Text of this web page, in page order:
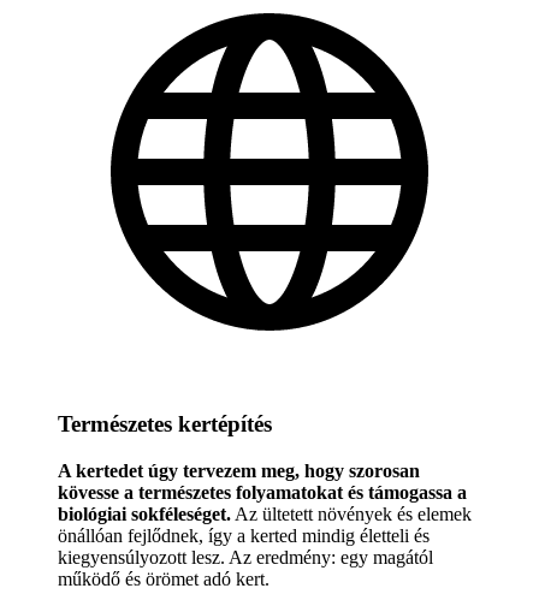
Természetes kertépítés
A kertedet úgy tervezem meg, hogy szorosan
kövesse a természetes folyamatokat és támogassa a
biológiai sokféleséget. Az ültetett növények és elemek
önállóan fejlődnek, így a kerted mindig életteli és
kiegyensúlyozott lesz. Az eredmény: egy magától
működő és örömet adó kert.